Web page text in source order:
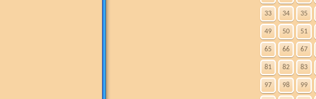
33 34 35
49 50 51
65 66 67
81 82 83
97 98 99